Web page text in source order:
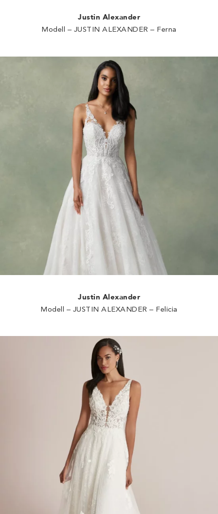
Justin Alexander
Modell – JUSTIN ALEXANDER – Ferna
Justin Alexander
Modell – JUSTIN ALEXANDER – Felicia